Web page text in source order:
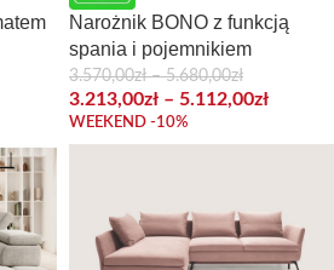
Narożnik BONO z funkcją
spania i pojemnikiem
3.570,00zł – 5.680,00zł
3.213,00zł – 5.112,00zł
WEEKEND -10%